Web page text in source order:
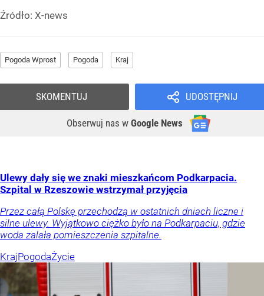
Źródło: X-news
Pogoda Wprost Pogoda Kraj
UDOSTĘPNIJ
Obserwuj nas w Google News
SKOMENTUJ
Ulewy dały się we znaki mieszkańcom Podkarpacia.
Szpital w Rzeszowie wstrzymał przyjęcia
Przez całą Polskę przechodzą w ostatnich dniach liczne i
silne ulewy. Wyjątkowo ciężko było na Podkarpaciu, gdzie
woda zalała pomieszczenia szpitalne.
KrajPogodaŻycie